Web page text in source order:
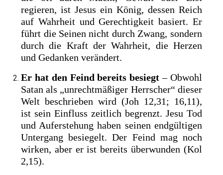
regieren, ist Jesus ein König, dessen Reich
auf Wahrheit und Gerechtigkeit basiert. Er
führt die Seinen nicht durch Zwang, sondern
durch die Kraft der Wahrheit, die Herzen
und Gedanken verändert.
Er hat den Feind bereits besiegt – Obwohl
Satan als „unrechtmäßiger Herrscher“ dieser
Welt beschrieben wird (Joh 12,31; 16,11),
ist sein Einfluss zeitlich begrenzt. Jesu Tod
und Auferstehung haben seinen endgültigen
Untergang besiegelt. Der Feind mag noch
wirken, aber er ist bereits überwunden (Kol
2,15).